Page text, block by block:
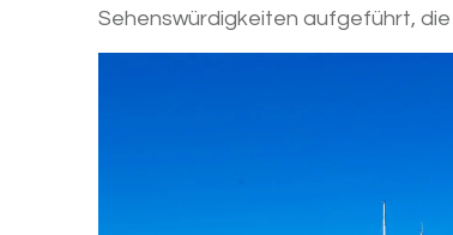
Sehenswürdigkeiten aufgeführt,